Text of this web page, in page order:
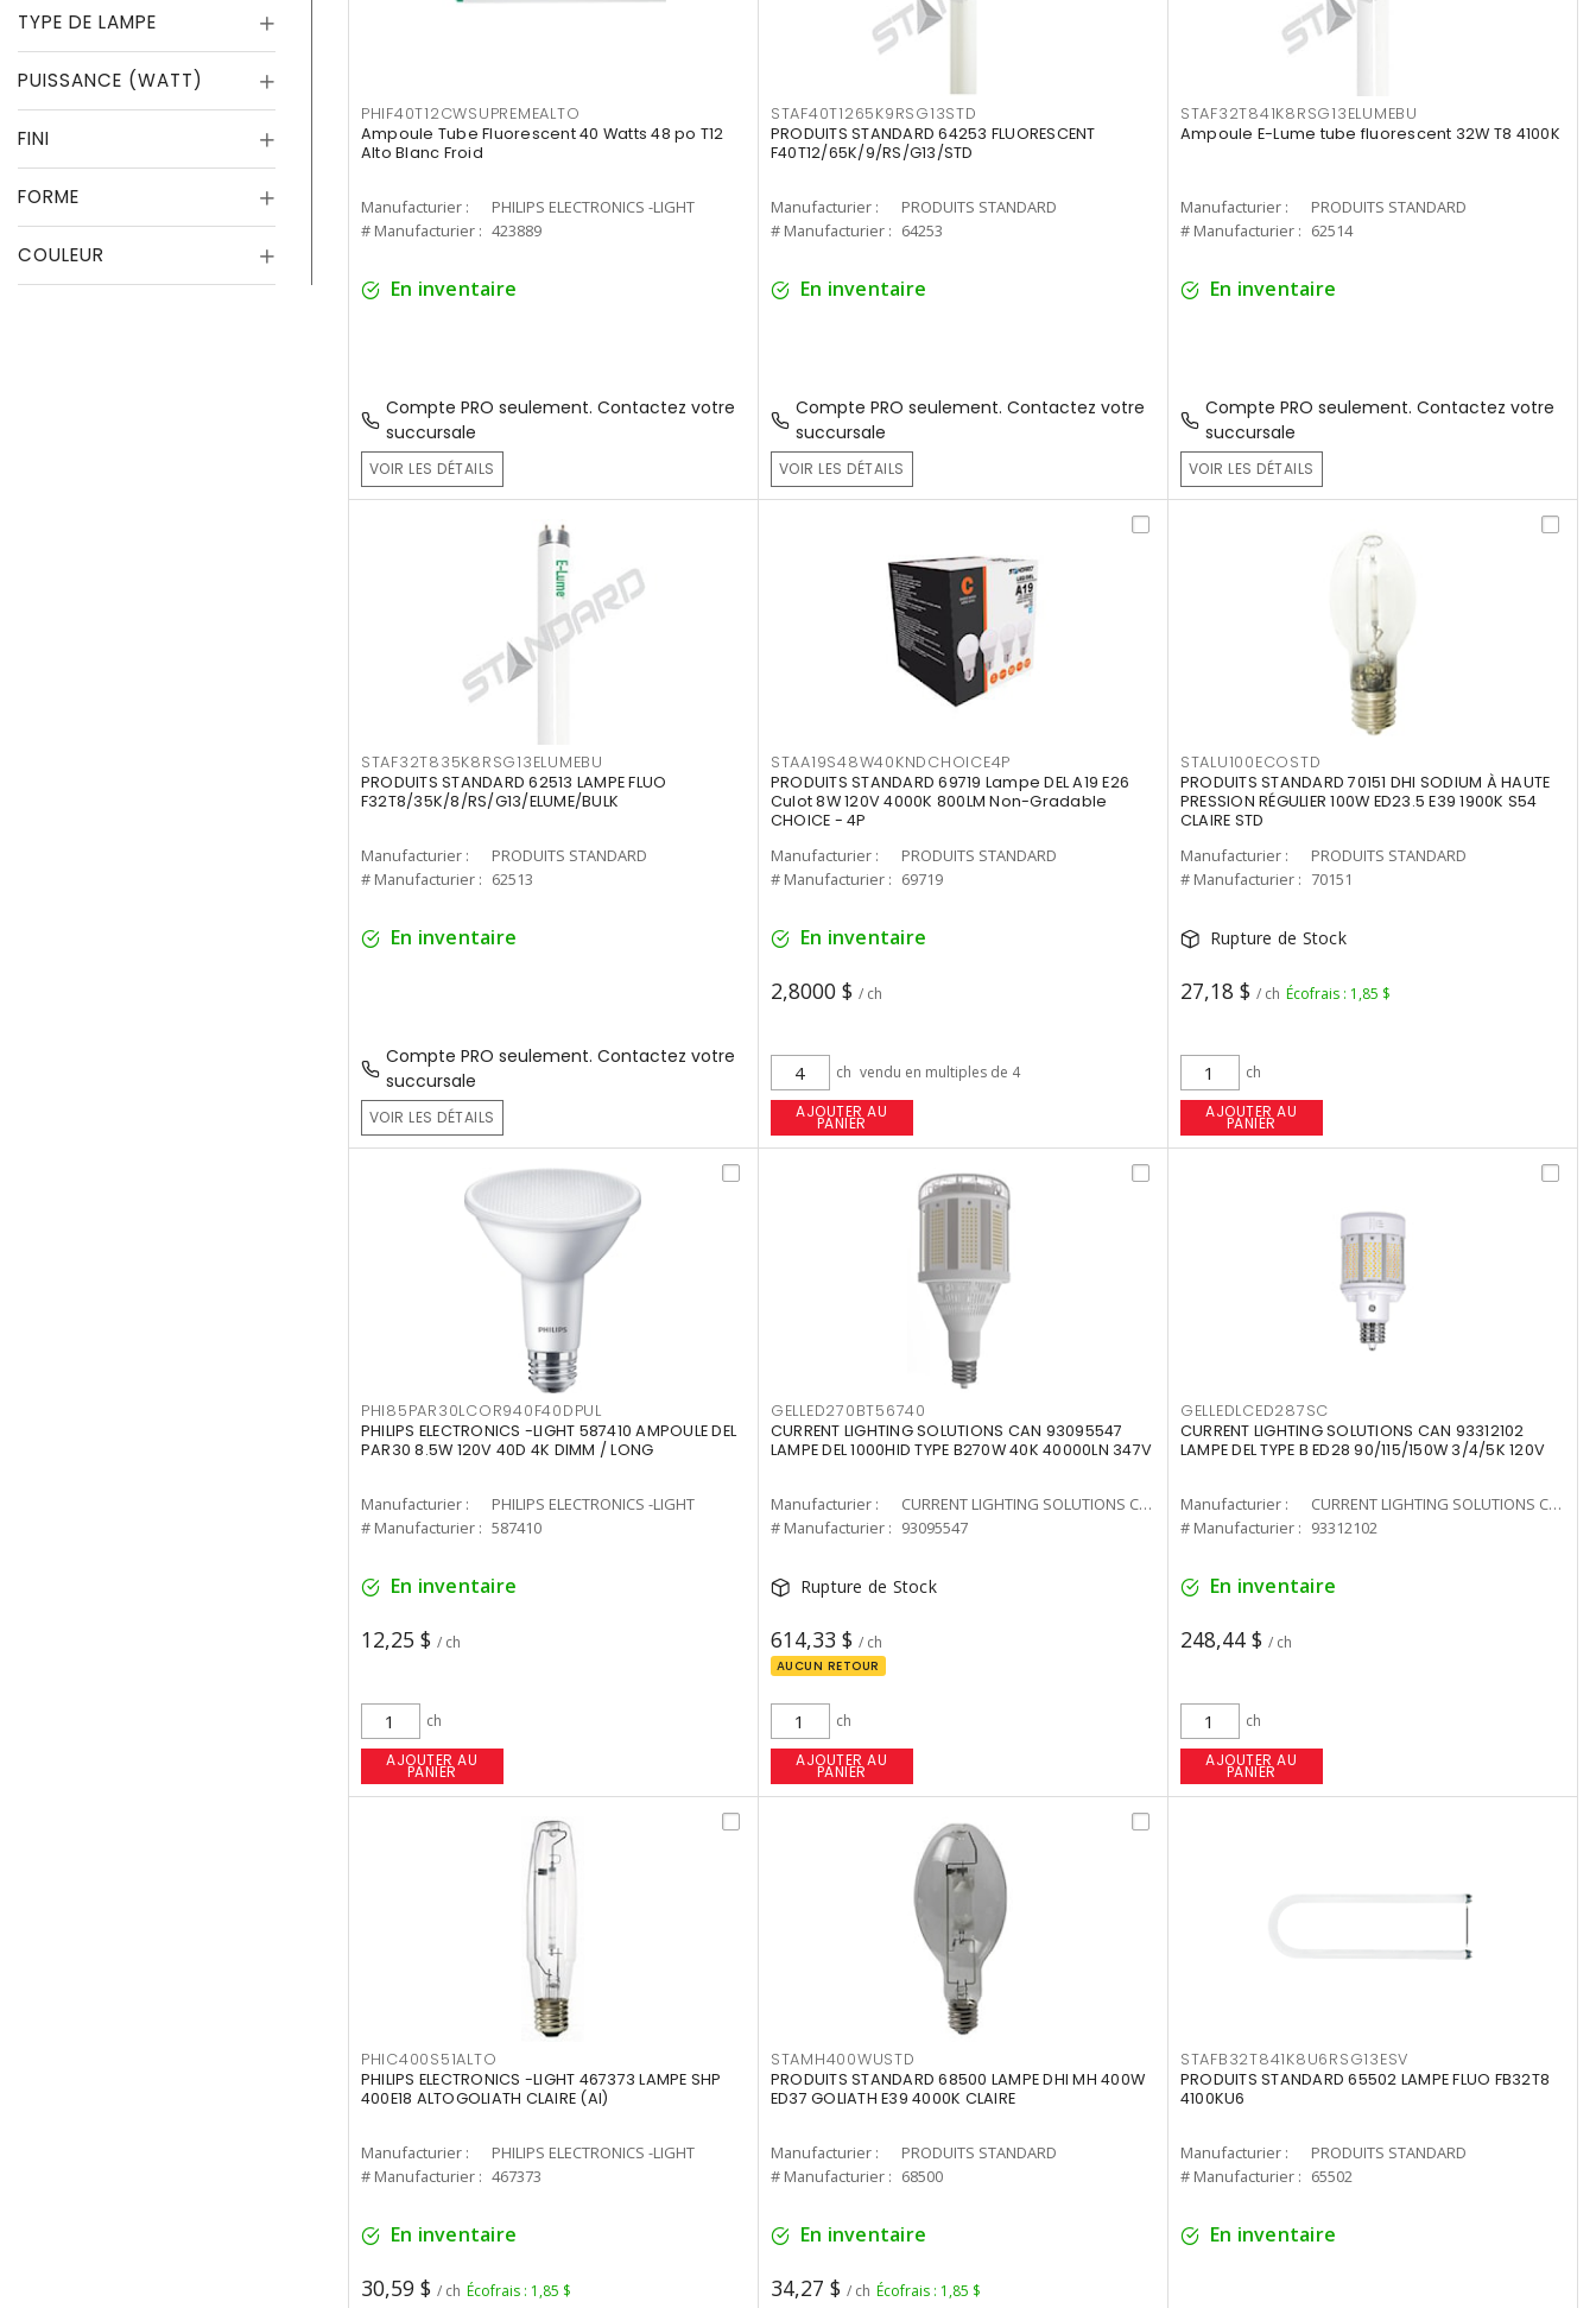
TYPE DE LAMPE
PUISSANCE (WATT)
FINI
FORME
COULEUR
PHIF40T12CWSUPREMEALTO
Ampoule Tube Fluorescent 40 Watts 48 po T12
Alto Blanc Froid
Manufacturier :
PHILIPS ELECTRONICS -LIGHT
# Manufacturier : 423889
En inventaire
Compte PRO seulement. Contactez votre
succursale
VOIR LES DÉTAILS
STAF40T1265K9RSG13STD
PRODUITS STANDARD 64253 FLUORESCENT
F40T12/65K/9/RS/G13/STD
Manufacturier :
PRODUITS STANDARD
# Manufacturier : 64253
En inventaire
Compte PRO seulement. Contactez votre
succursale
VOIR LES DÉTAILS
STAF32T841K8RSG13ELUMEBU
Ampoule E-Lume tube fluorescent 32W T8 4100K
Manufacturier :
PRODUITS STANDARD
# Manufacturier : 62514
En inventaire
Compte PRO seulement. Contactez votre
succursale
VOIR LES DÉTAILS
STAF32T835K8RSG13ELUMEBU
PRODUITS STANDARD 62513 LAMPE FLUO
F32T8/35K/8/RS/G13/ELUME/BULK
Manufacturier :
PRODUITS STANDARD
# Manufacturier : 62513
En inventaire
Compte PRO seulement. Contactez votre
succursale
VOIR LES DÉTAILS
STAA19S48W40KNDCHOICE4P
PRODUITS STANDARD 69719 Lampe DEL A19 E26
Culot 8W 120V 4000K 800LM Non-Gradable
CHOICE - 4P
Manufacturier :
PRODUITS STANDARD
# Manufacturier : 69719
En inventaire
2,8000 $ / ch
ch vendu en multiples de 4
AJOUTER AU
PANIER
STALU100ECOSTD
PRODUITS STANDARD 70151 DHI SODIUM À HAUTE
PRESSION RÉGULIER 100W ED23.5 E39 1900K S54
CLAIRE STD
Manufacturier :
PRODUITS STANDARD
# Manufacturier : 70151
Rupture de Stock
27,18 $ / ch Écofrais : 1,85 $
ch
AJOUTER AU
PANIER
PHI85PAR30LCOR940F40DPUL
PHILIPS ELECTRONICS -LIGHT 587410 AMPOULE DEL
PAR30 8.5W 120V 40D 4K DIMM / LONG
Manufacturier :
PHILIPS ELECTRONICS -LIGHT
# Manufacturier : 587410
En inventaire
12,25 $ / ch
ch
AJOUTER AU
PANIER
GELLED270BT56740
CURRENT LIGHTING SOLUTIONS CAN 93095547
LAMPE DEL 1000HID TYPE B270W 40K 40000LN 347V
Manufacturier :
CURRENT LIGHTING SOLUTIONS CAN
# Manufacturier : 93095547
Rupture de Stock
614,33 $ / ch
AUCUN RETOUR
ch
AJOUTER AU
PANIER
GELLEDLCED287SC
CURRENT LIGHTING SOLUTIONS CAN 93312102
LAMPE DEL TYPE B ED28 90/115/150W 3/4/5K 120V
Manufacturier :
CURRENT LIGHTING SOLUTIONS CAN
# Manufacturier : 93312102
En inventaire
248,44 $ / ch
ch
AJOUTER AU
PANIER
PHIC400S51ALTO
PHILIPS ELECTRONICS -LIGHT 467373 LAMPE SHP
400E18 ALTOGOLIATH CLAIRE (AI)
Manufacturier :
PHILIPS ELECTRONICS -LIGHT
# Manufacturier : 467373
En inventaire
30,59 $ / ch Écofrais : 1,85 $
STAMH400WUSTD
PRODUITS STANDARD 68500 LAMPE DHI MH 400W
ED37 GOLIATH E39 4000K CLAIRE
Manufacturier :
PRODUITS STANDARD
# Manufacturier : 68500
En inventaire
34,27 $ / ch Écofrais : 1,85 $
STAFB32T841K8U6RSG13ESV
PRODUITS STANDARD 65502 LAMPE FLUO FB32T8
4100KU6
Manufacturier :
PRODUITS STANDARD
# Manufacturier : 65502
En inventaire